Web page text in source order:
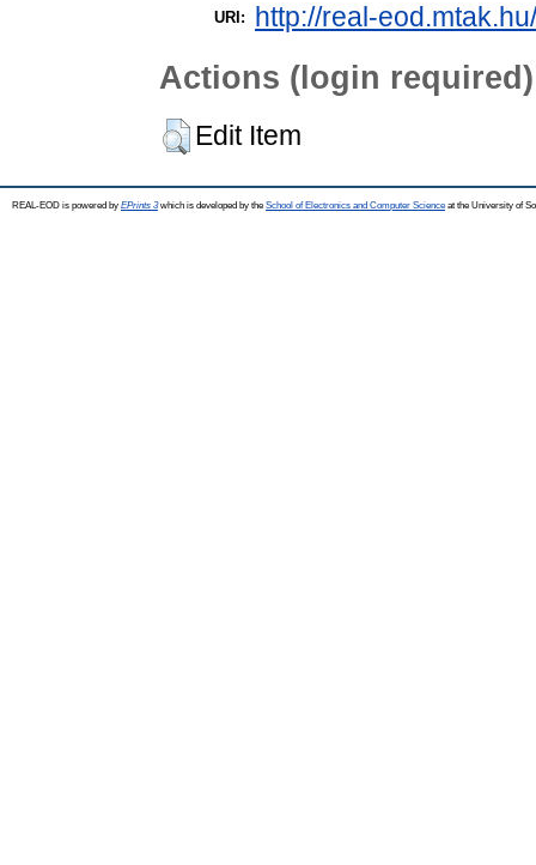
URI: http://real-
Actions (login required)
Edit Item
REAL-EOD is powered by EPrints 3which is developed by the School of Electronics and Computer Science at the University of